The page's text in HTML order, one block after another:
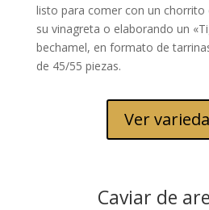
listo para comer con un chorrito
su vinagreta o elaborando un
bechamel, en formato de
de 45/55 piezas.
Ver
Caviar de